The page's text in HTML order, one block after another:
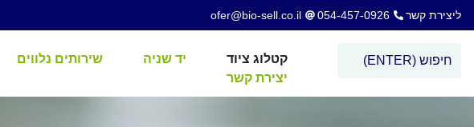
ליצירת קשר 054-457-0926
ofer@bio-sell.co.il
קטלוג ציוד יד שניה שירותים נלווים
יצירת קשר